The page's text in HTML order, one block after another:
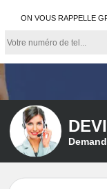
ON VOUS RAPPELLE